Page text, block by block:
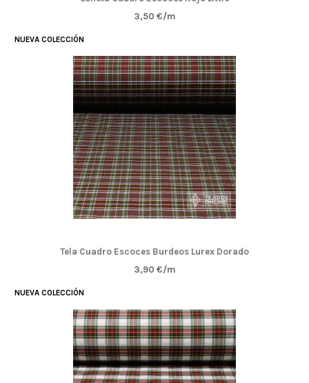
3,50 €/m
NUEVA COLECCIÓN
Tela Cuadro Escoces Burdeos Lurex Dorado
3,90 €/m
NUEVA COLECCIÓN